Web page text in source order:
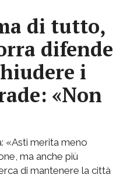
di tutto,
difende
i
«Non
«Asti merita meno
ma anche più
di mantenere la città